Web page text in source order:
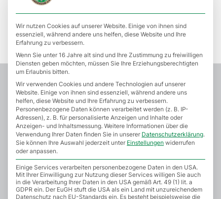
SEITEN
Wir nutzen Cookies auf unserer Website. Einige von ihnen sind
essenziell, während andere uns helfen, diese Website und Ihre
Erfahrung zu verbessern.
Wenn Sie unter 16 Jahre alt sind und Ihre Zustimmung zu freiwilligen
Diensten geben möchten, müssen Sie Ihre Erziehungsberechtigten
um Erlaubnis bitten.
Wir verwenden Cookies und andere Technologien auf unserer
Website. Einige von ihnen sind essenziell, während andere uns
helfen, diese Website und Ihre Erfahrung zu verbessern.
Personenbezogene Daten können verarbeitet werden (z. B. IP-
Adressen), z. B. für personalisierte Anzeigen und Inhalte oder
Anzeigen- und Inhaltsmessung. Weitere Informationen über die
Verwendung Ihrer Daten finden Sie in unserer Datenschutzerklärung.
Sie können Ihre Auswahl jederzeit unter Einstellungen widerrufen
oder anpassen.
Einige Services verarbeiten personenbezogene Daten in den USA.
Mit Ihrer Einwilligung zur Nutzung dieser Services willigen Sie auch
in die Verarbeitung Ihrer Daten in den USA gemäß Art. 49 (1) lit. a
GDPR ein. Der EuGH stuft die USA als ein Land mit unzureichendem
Datenschutz nach EU-Standards ein. Es besteht beispielsweise die